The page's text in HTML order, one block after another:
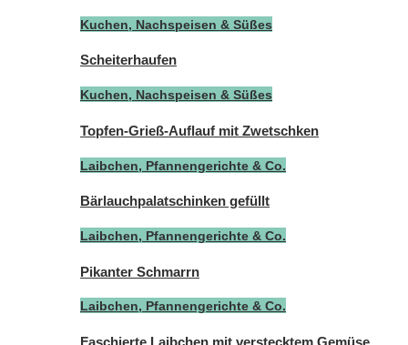
Kuchen, Nachspeisen & Süßes
Scheiterhaufen
Kuchen, Nachspeisen & Süßes
Topfen-Grieß-Auflauf mit Zwetschken
Laibchen, Pfannengerichte & Co.
Bärlauchpalatschinken gefüllt
Laibchen, Pfannengerichte & Co.
Pikanter Schmarrn
Laibchen, Pfannengerichte & Co.
Faschierte Laibchen mit verstecktem Gemüse